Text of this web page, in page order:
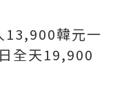
13,900韓元一
全天19,900